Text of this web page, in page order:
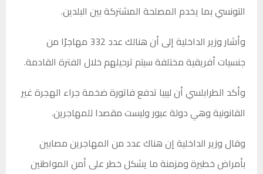
التونسي بما يخدم المصلحة المشتركة بين البلدين.
وأشار وزير الداخلية إلى أن هنالك عدد 332 مهاجرًا من
جنسيات أفريقية مختلفة سيتم ترحيلهم خلال الفترة القادمة.
وأكد الطرابلسي أن ليبيا تدفع فاتورة ضخمة جراء الهجرة غير
القانونية وهي دولة عبور وليست مقصدا للمهاجرين.
وقال وزير الداخلية إن هناك عدد من المهاجرين مصابين
بأمراض خطيرة ومزمنة ما يشكل خطر على أمن المواطنين